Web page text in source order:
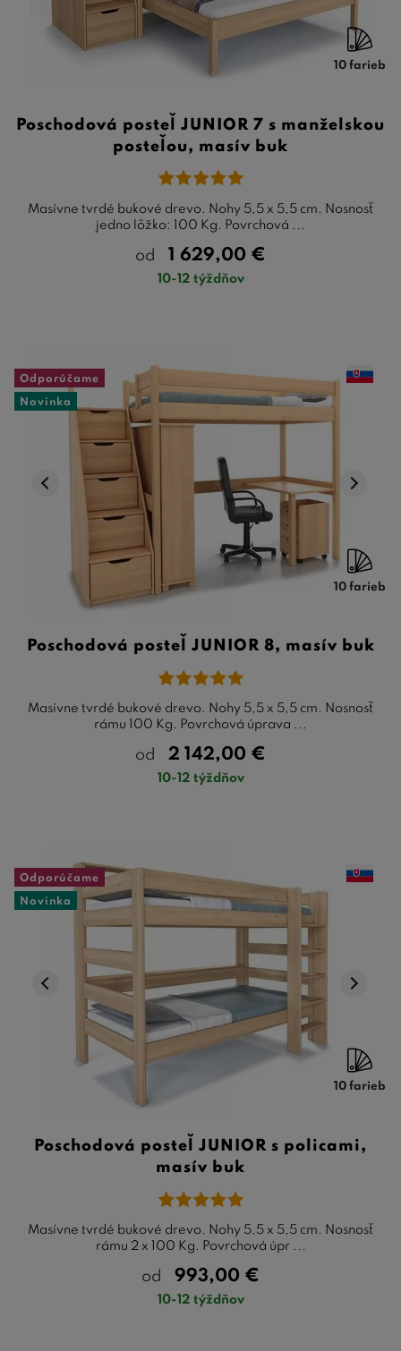
10 farieb
Poschodová posteľ JUNIOR 7 s manželskou
posteľou, masív buk
Masívne tvrdé bukové drevo. Nohy 5,5 x 5,5 cm. Nosnosť
jedno lôžko: 100 Kg. Povrchová ...
od 1 629,00 €
10-12 týždňov
Odporúčame
Novinka
10 farieb
Poschodová posteľ JUNIOR 8, masív buk
Masívne tvrdé bukové drevo. Nohy 5,5 x 5,5 cm. Nosnosť
rámu 100 Kg. Povrchová úprava ...
od 2 142,00 €
10-12 týždňov
Odporúčame
Novinka
10 farieb
Poschodová posteľ JUNIOR s policami,
masív buk
Masívne tvrdé bukové drevo. Nohy 5,5 x 5,5 cm. Nosnosť
rámu 2 x 100 Kg. Povrchová úpr ...
od 993,00 €
10-12 týždňov